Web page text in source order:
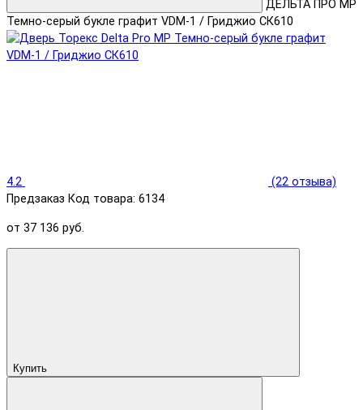
ДЕЛЬТА ПРО MP
Темно-серый букле графит VDM-1 / Гриджио СК610
4.2
(22 отзыва)
Предзаказ Код товара: 6134
от 37 136 руб.
Купить